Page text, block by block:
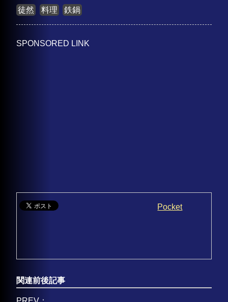
徒然 料理 鉄鍋
SPONSORED LINK
Pocket
関連前後記事